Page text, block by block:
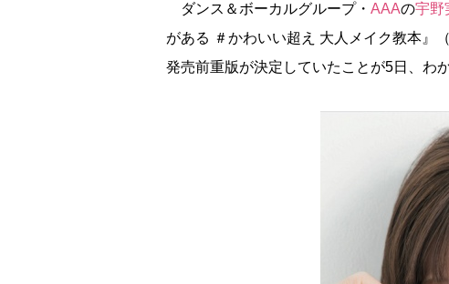
ダンス＆ボーカルグループ・ AAAの宇野
がある ＃かわいい超え 大人メイク教本』
発売前重版が決定していたことが5日、わか